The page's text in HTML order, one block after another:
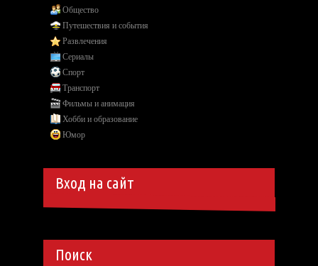
Общество
Путешествия и события
Развлечения
Сериалы
Спорт
Транспорт
Фильмы и анимация
Хобби и образование
Юмор
Вход на сайт
Поиск